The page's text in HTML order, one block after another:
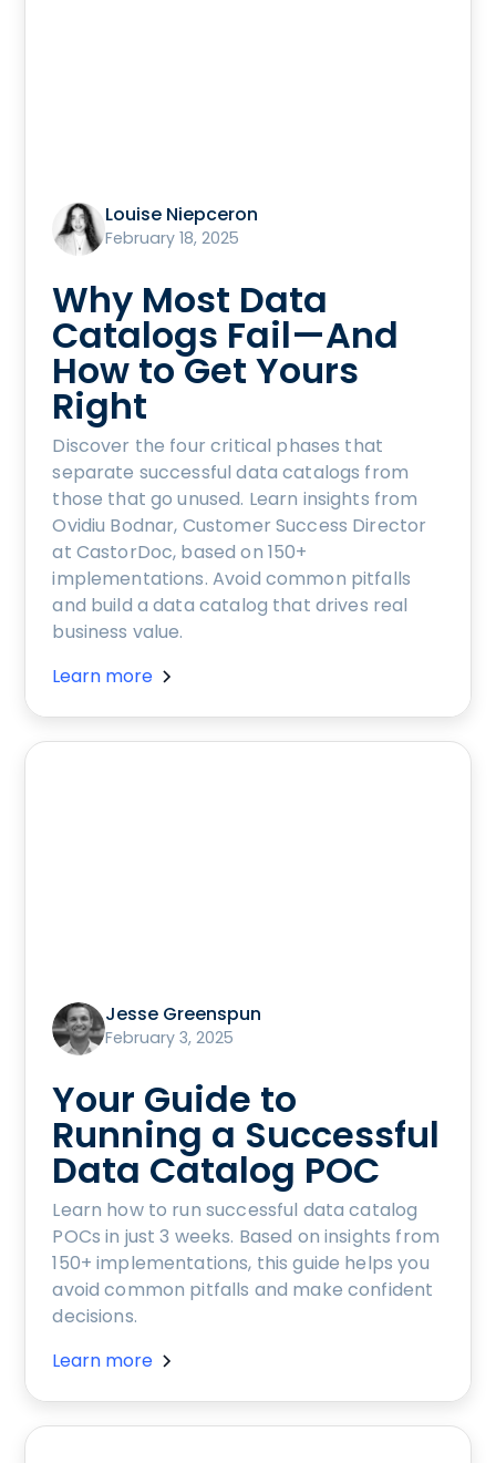
Louise Niepceron
February 18, 2025
Why Most Data
Catalogs Fail—And
How to Get Yours
Right
Discover the four critical phases that
separate successful data catalogs from
those that go unused. Learn insights from
Ovidiu Bodnar, Customer Success Director
at CastorDoc, based on 150+
implementations. Avoid common pitfalls
and build a data catalog that drives real
business value.
Learn more
Jesse Greenspun
February 3, 2025
Your Guide to
Running a Successful
Data Catalog POC
Learn how to run successful data catalog
POCs in just 3 weeks. Based on insights from
150+ implementations, this guide helps you
avoid common pitfalls and make confident
decisions.
Learn more